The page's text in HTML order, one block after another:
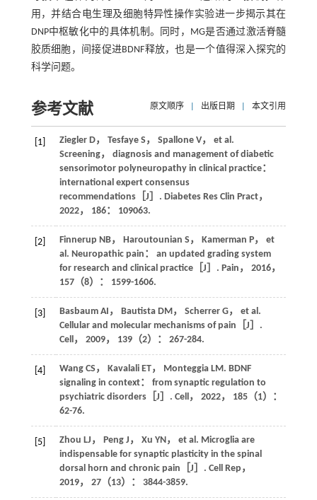
用，并结合电生理及细胞特异性操作实验进一步揭示其在
DNP中枢敏化中的具体机制。同时，MG是否通过激活脊髓
胶质细胞，间接促进BDNF释放，也是一个值得深入探究的
科学问题。
参考文献 原文顺序 出版日期 本文引用
[1] Ziegler D， Tesfaye S ， Spallone V， et al.
Screening， diagnosis and management of diabetic
sensorimotor polyneuropathy in clinical practice：
international expert consensus
recommendations［J］. Diabetes Res Clin Pract，
2022， 186： 109063.
[2] Finnerup NB， Haroutounian S ， Kamerman P， et
al. Neuropathic pain： an updated grading system
for research and clinical practice［J］. Pain ， 2016，
157（8）： 1599-1606.
[3] Basbaum AI ， Bautista DM， Scherrer G， et al.
Cellular and molecular mechanisms of pain［J］.
Cell， 2009， 139（2）： 267-284.
[4] Wang CS ， Kavalali ET， Monteggia LM. BDNF
signaling in context： from synaptic regulation to
psychiatric disorders［J］. Cell， 2022， 185（1）：
62-76.
[5] Zhou LJ ， Peng J ， Xu YN， et al. Microglia are
indispensable for synaptic plasticity in the spinal
dorsal horn and chronic pain［J］. Cell Rep ，
2019， 27（13）： 3844-3859.